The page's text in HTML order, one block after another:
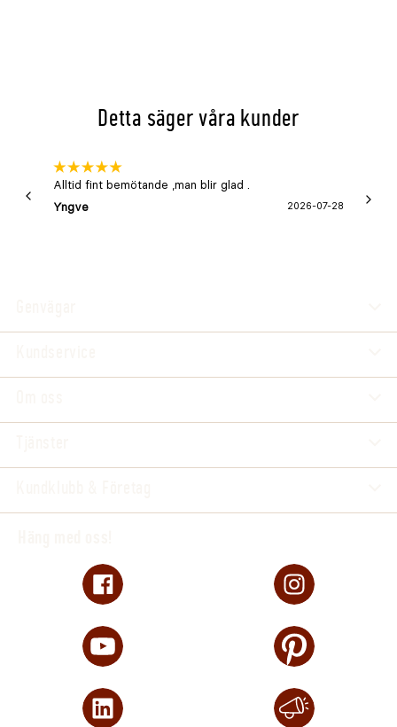
Detta säger våra kunder
Alltid fint bemötande ,man blir glad .
Yngve
2026-07-28